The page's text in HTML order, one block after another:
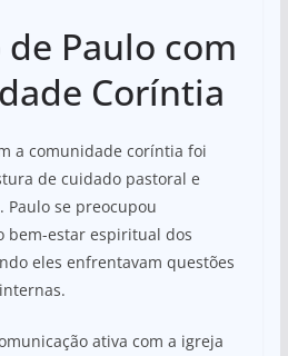
de Paulo com
Coríntia
a comunidade coríntia foi
de cuidado pastoral e
se preocupou
bem-estar espiritual dos
eles enfrentavam questões
ativa com a igreja